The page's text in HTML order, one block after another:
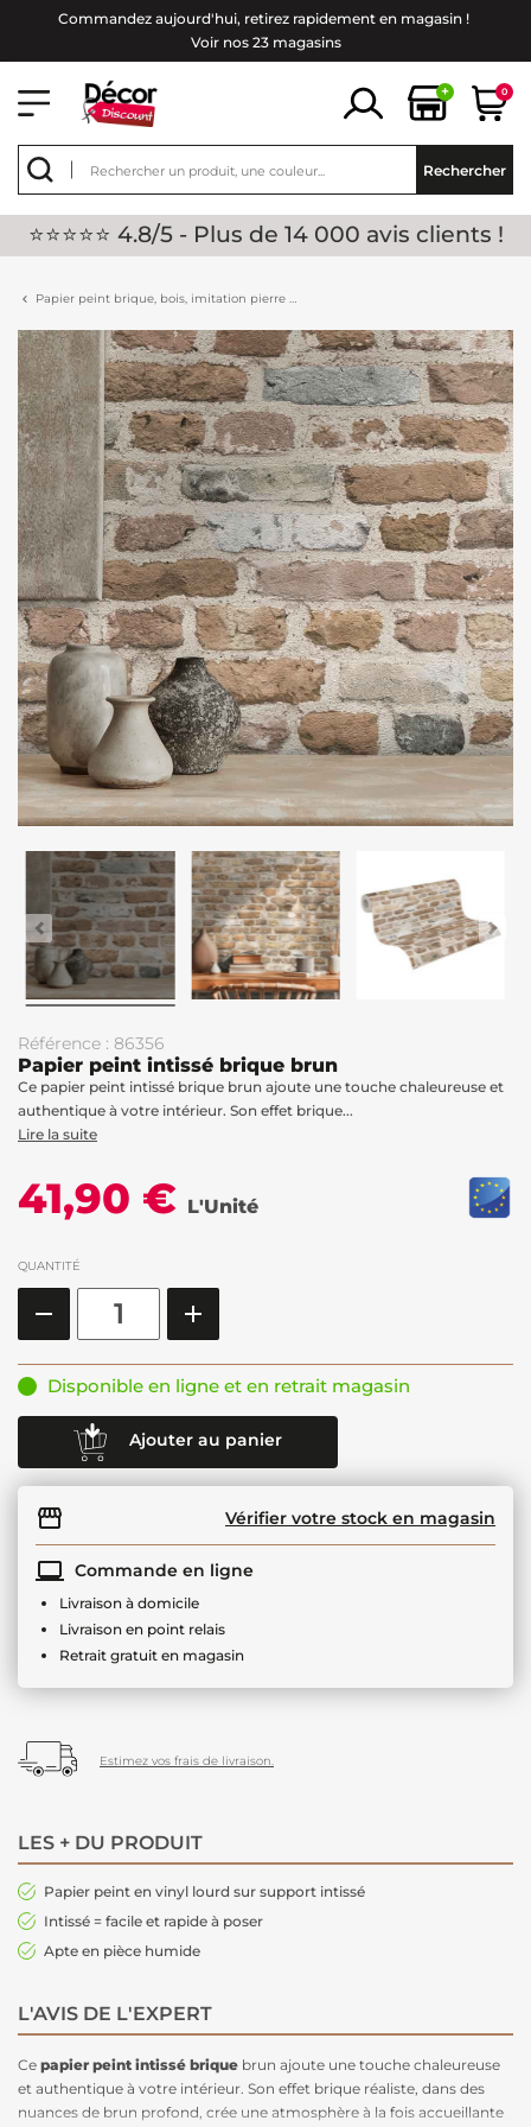
Commandez aujourd'hui, retirez rapidement en magasin !
Voir nos 23 magasins
+ 0
Rechercher
⭐⭐⭐⭐⭐ 4.8/5 - Plus de 14 000 avis clients !
Papier peint brique, bois, imitation pierre …
Référence : 86356
Papier peint intissé brique brun
Ce papier peint intissé brique brun ajoute une touche chaleureuse et
authentique à votre intérieur. Son effet brique...
Lire la suite
41,90 € L'Unité
QUANTITÉ
Disponible en ligne et en retrait magasin
Ajouter au panier
Vérifier votre stock en magasin
Commande en ligne
Livraison à domicile
Livraison en point relais
Retrait gratuit en magasin
Estimez vos frais de livraison.
LES + DU PRODUIT
Papier peint en vinyl lourd sur support intissé
Intissé = facile et rapide à poser
Apte en pièce humide
L'AVIS DE L'EXPERT
Ce papier peint intissé brique brun ajoute une touche chaleureuse
et authentique à votre intérieur. Son effet brique réaliste, dans des
nuances de brun profond, crée une atmosphère à la fois accueillante